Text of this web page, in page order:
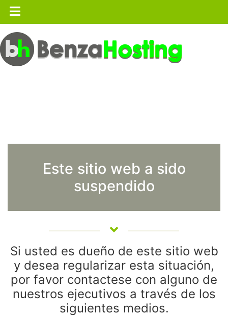
Este sitio web a sido
suspendido
Si usted es dueño de este sitio web
y desea regularizar esta situación,
por favor contactese con alguno de
nuestros ejecutivos a través de los
siguientes medios.